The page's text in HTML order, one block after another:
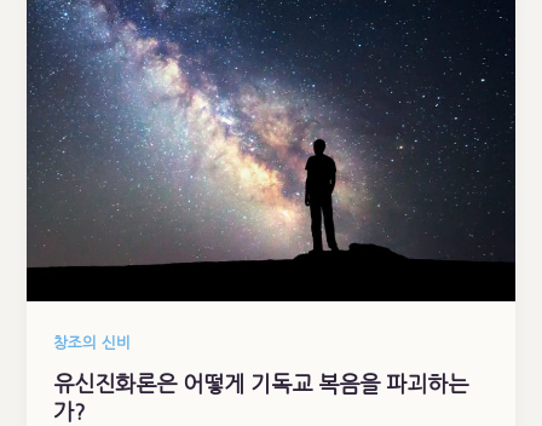
창조의 신비
유신진화론은 어떻게 기독교 복음을 파괴하는
가?